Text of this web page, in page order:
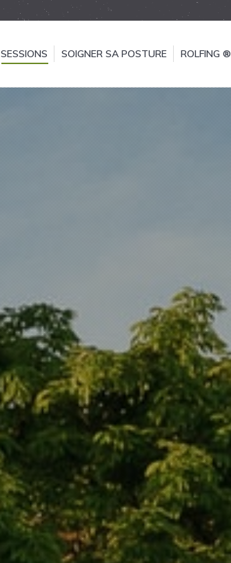
SESSIONS SOIGNER SA POSTURE ROLFING ®